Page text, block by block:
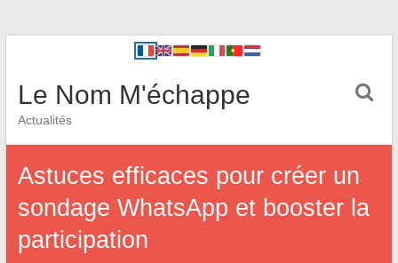
Le Nom M'échappe
Actualités
Astuces efficaces pour créer un
sondage WhatsApp et booster la
participation